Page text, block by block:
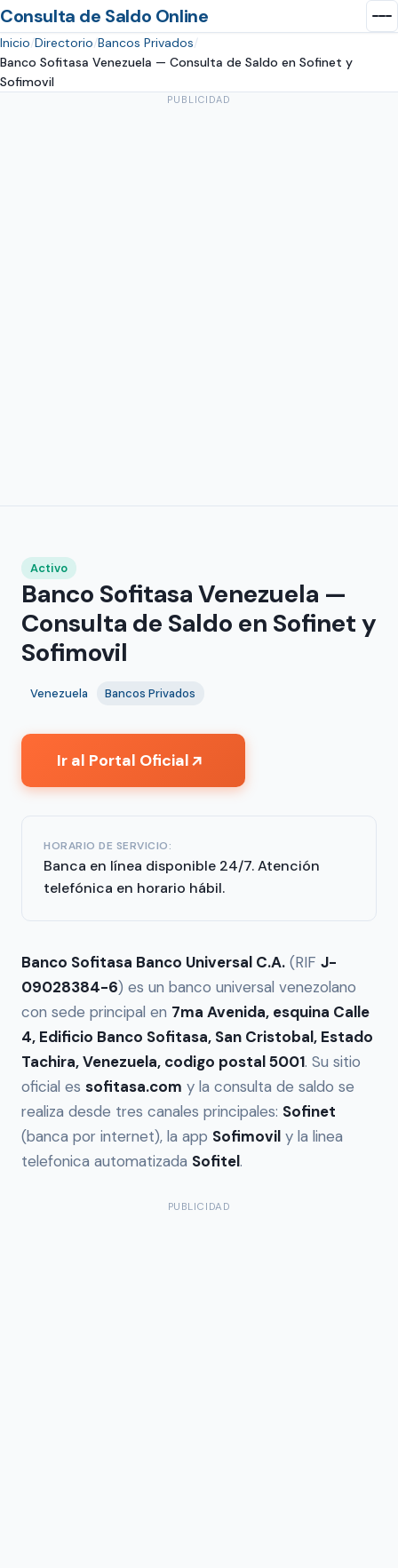
Consulta de Saldo Online
Inicio Directorio Bancos Privados
Banco Sofitasa Venezuela — Consulta de Saldo en Sofinet y
Sofimovil
PUBLICIDAD
Activo
Banco Sofitasa Venezuela —
Consulta de Saldo en Sofinet y
Sofimovil
Venezuela Bancos Privados
Ir al Portal Oficial↗
HORARIO DE SERVICIO:
Banca en línea disponible 24/7. Atención
telefónica en horario hábil.
Banco Sofitasa Banco Universal C.A. (RIF J-
09028384-6) es un banco universal venezolano
con sede principal en 7ma Avenida, esquina Calle
4, Edificio Banco Sofitasa, San Cristobal, Estado
Tachira, Venezuela, codigo postal 5001. Su sitio
oficial es sofitasa.com y la consulta de saldo se
realiza desde tres canales principales: Sofinet
(banca por internet), la app Sofimovil y la linea
telefonica automatizada Sofitel.
PUBLICIDAD